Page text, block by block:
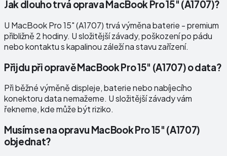
Jak dlouho trvá oprava MacBook Pro 15" (A1707)?
U MacBook Pro 15" (A1707) trvá výměna baterie - premium
přibližně 2 hodiny. U složitější závady, poškození po pádu
nebo kontaktu s kapalinou záleží na stavu zařízení.
Přijdu při opravě MacBook Pro 15" (A1707) o data?
Při běžné výměně displeje, baterie nebo nabíjecího
konektoru data nemažeme. U složitější závady vám
řekneme, kde může být riziko.
Musím se na opravu MacBook Pro 15" (A1707)
objednat?